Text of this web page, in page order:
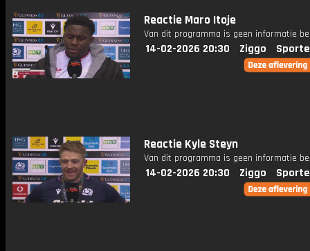
Reactie Maro Itoje
Van dit programma is geen informatie
14-02-2026 20:30 Ziggo
Reactie Kyle Steyn
Van dit programma is geen informatie
14-02-2026 20:30 Ziggo